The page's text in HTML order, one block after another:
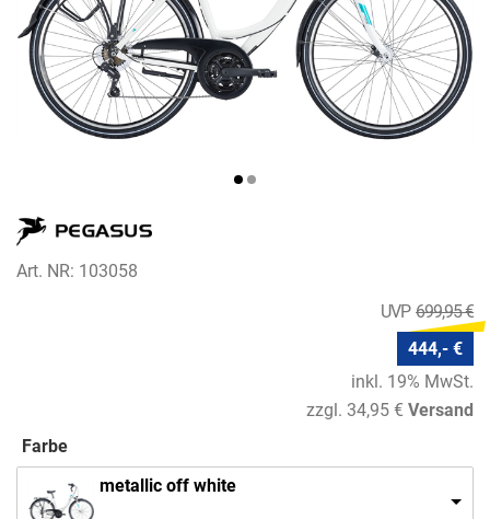
Art. NR: 103058
699,95 €
444,- €
inkl. 19% MwSt.
zzgl. 34,95 € Versand
Farbe
metallic off white